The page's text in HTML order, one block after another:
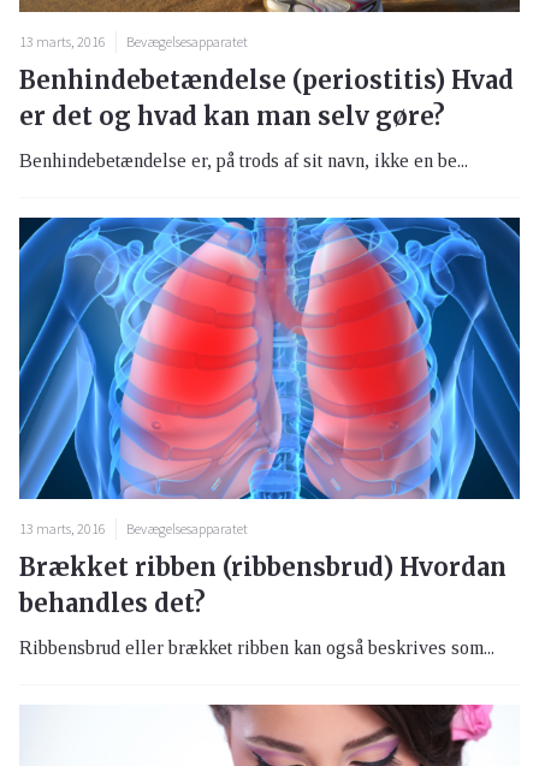
13 marts, 2016 Bevægelsesapparatet
Benhindebetændelse (periostitis) Hvad
er det og hvad kan man selv gøre?
Benhindebetændelse er, på trods af sit navn, ikke en be...
13 marts, 2016 Bevægelsesapparatet
Brækket ribben (ribbensbrud) Hvordan
behandles det?
Ribbensbrud eller brækket ribben kan også beskrives som...